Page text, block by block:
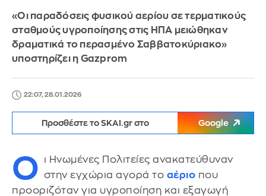
«Οι παραδόσεις φυσικού αερίου σε τερματικούς
σταθμούς υγροποίησης στις ΗΠΑ μειώθηκαν
δραματικά το περασμένο Σαββατοκύριακο»
υποστηρίζει η Gazprom
22:07, 28.01.2026
Προσθέστε το SKAI.gr στο Google
Ο
ι Ηνωμένες Πολιτείες ανακατεύθυναν
στην εγχώρια αγορά το αέριο που
προοριζόταν για υγροποίηση και εξαγωγή